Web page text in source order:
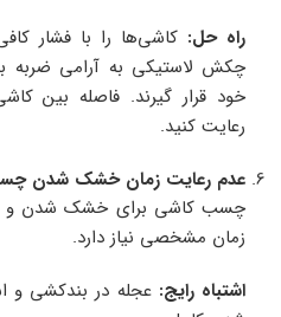
راه حل: کاشی‌ها را با فشار
چکش لاستیکی به آرامی ضربه
خود قرار گیرند. فاصله بین
رعایت کنید.
عدم رعایت زمان خشک شدن
چسب کاشی برای خشک شدن و
زمان مشخصی نیاز دارد.
اشتباه رایج: عجله در بندکشی و